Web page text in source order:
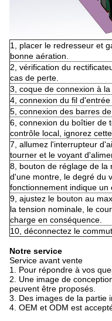
1, placer le redresseur et
bonne aération.
2, vérification du
cas de perte.
3, coque de connexion à
4, connexion du fil d'entrée
5, connexion des barres
6, connexion du boîtier de
contrôle local, ignorez
7, allumez l'interrupteur
tourner et le voyant
8, bouton de réglage de la
d'une montre, le degré du
fonctionnement indique un
9, ajustez le bouton au
la tension nominale, le
charge en conséquence.
10, déconnectez le
Notre service
Service avant vente
1. Pour répondre à vos
2. Une image de
peuvent être proposés.
3. Des images de la partie
4. OEM et ODM est